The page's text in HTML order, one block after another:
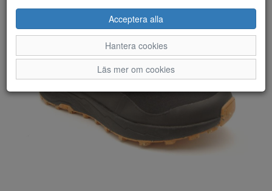
Acceptera alla
Hantera cookies
Läs mer om cookies